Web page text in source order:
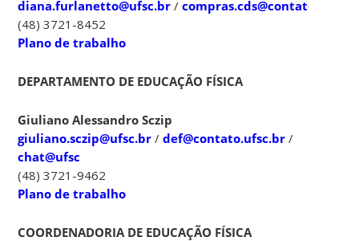
diana.furlanetto@ufsc.br /
(48) 3721-8452
Plano de trabalho
DEPARTAMENTO DE EDUCAÇÃO FÍSICA
Giuliano Alessandro Sczip
giuliano.sczip@ufsc.br /def@contato.ufsc.br /
chat@ufsc
(48) 3721-9462
Plano de trabalho
COORDENADORIA DE EDUCAÇÃO FÍSICA